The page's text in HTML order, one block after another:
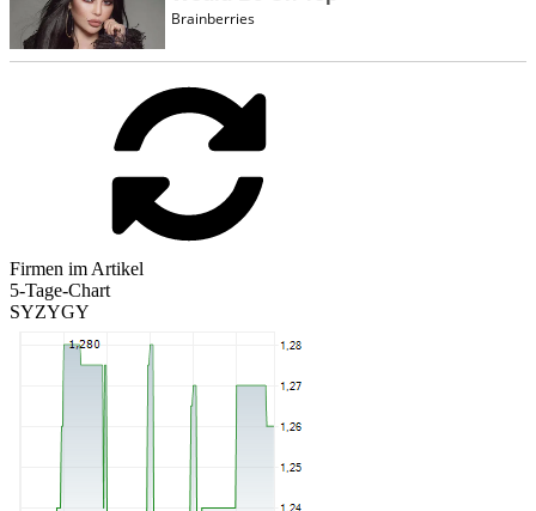
Firmen im Artikel
5-Tage-Chart
SYZYGY